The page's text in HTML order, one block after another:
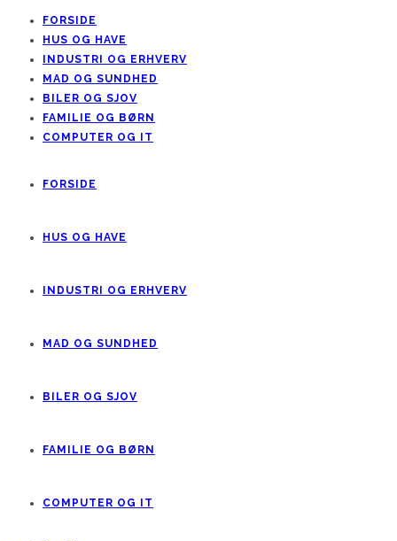
FORSIDE
HUS OG HAVE
INDUSTRI OG ERHVERV
MAD OG SUNDHED
BILER OG SJOV
FAMILIE OG BØRN
COMPUTER OG IT
FORSIDE
HUS OG HAVE
INDUSTRI OG ERHVERV
MAD OG SUNDHED
BILER OG SJOV
FAMILIE OG BØRN
COMPUTER OG IT